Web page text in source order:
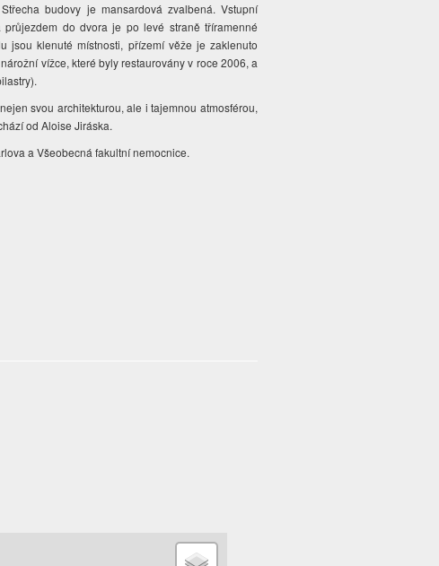
budovy je mansardová zvalbená. Vstupní
do dvora je po levé straně tříramenné
jsou klenuté místnosti, přízemí věže je zaklenuto
vížce, které byly restaurovány v roce 2006, a
svou architekturou, ale i tajemnou atmosférou,
od Aloise Jiráska.
a Všeobecná fakultní nemocnice.